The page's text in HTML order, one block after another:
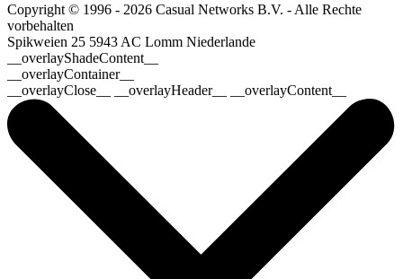
Copyright © 1996 - 2026 Casual Networks B.V. - Alle Rechte
vorbehalten
Spikweien 25 5943 AC Lomm Niederlande
__overlayShadeContent__
__overlayContainer__
__overlayClose__ __overlayHeader__ __overlayContent__